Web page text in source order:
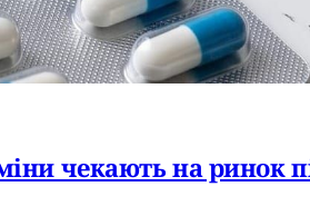
чекають на ринок